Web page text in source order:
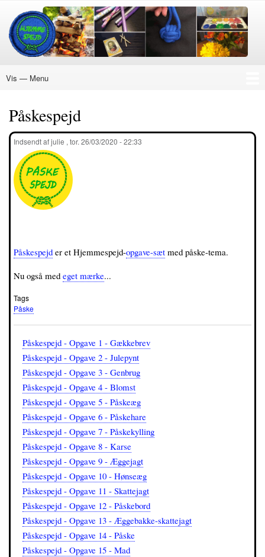
Gå
hovedindhold
Menu
Vis — Menu
Påskespejd
Påskespejd
Indsendt afjulie ,tor. 26/03/2020 - 22:33
Påskespejder et Hjemmespejd-opgave-sæt med påske-tema.
Nu også medeget mærke...
Tags
Påske
Påskespejd - Opgave 1 - Gækkebrev
Påskespejd - Opgave 2 - Julepynt
Påskespejd - Opgave 3 - Genbrug
Påskespejd - Opgave 4 - Blomst
Påskespejd - Opgave 5 - Påskeæg
Påskespejd - Opgave 6 - Påskehare
Påskespejd - Opgave 7 - Påskekylling
Påskespejd - Opgave 8 - Karse
Påskespejd - Opgave 9 - Æggejagt
Påskespejd - Opgave 10 - Hønseæg
Påskespejd - Opgave 11 - Skattejagt
Påskespejd - Opgave 12 - Påskebord
Påskespejd - Opgave 13 - Æggebakke-skattejagt
Påskespejd - Opgave 14 - Påske
Påskespejd - Opgave 15 - Mad